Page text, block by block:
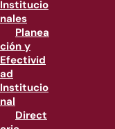
Institucio
nales
Planea
ción y
Efectivid
ad
Institucio
nal
Direct